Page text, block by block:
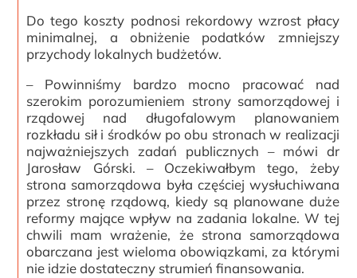
Do tego koszty podnosi rekordowy wzrost płacy
minimalnej, a obniżenie podatków zmniejszy
przychody lokalnych budżetów.
– Powinniśmy bardzo mocno pracować nad
szerokim porozumieniem strony samorządowej i
rządowej nad długofalowym planowaniem
rozkładu sił i środków po obu stronach w realizacji
najważniejszych zadań publicznych – mówi dr
Jarosław Górski. – Oczekiwałbym tego, żeby
strona samorządowa była częściej wysłuchiwana
przez stronę rządową, kiedy są planowane duże
reformy mające wpływ na zadania lokalne. W tej
chwili mam wrażenie, że strona samorządowa
obarczana jest wieloma obowiązkami, za którymi
nie idzie dostateczny strumień finansowania.